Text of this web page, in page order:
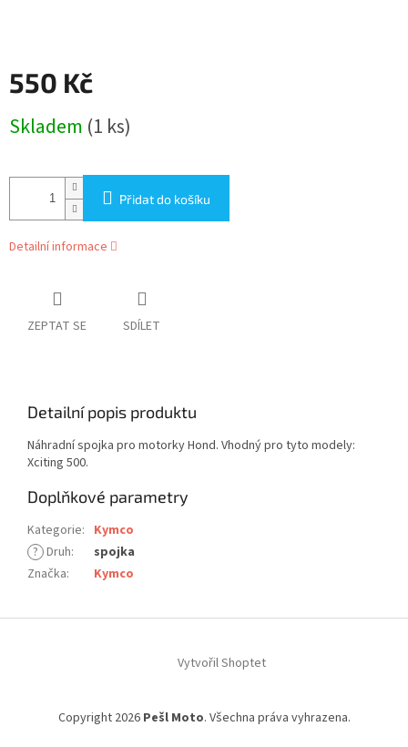
550 Kč
cena:
Skladem (1 ks)
Přidat do košíku
Detailní informace
ZEPTAT SE SDÍLET
Detailní popis produktu
Náhradní spojka pro motorky Hond. Vhodný pro tyto modely:
Xciting 500.
Doplňkové parametry
Kategorie: Kymco
? Druh:
spojka
Značka: Kymco
Vytvořil Shoptet
Copyright 2026 Pešl Moto. Všechna práva vyhrazena.